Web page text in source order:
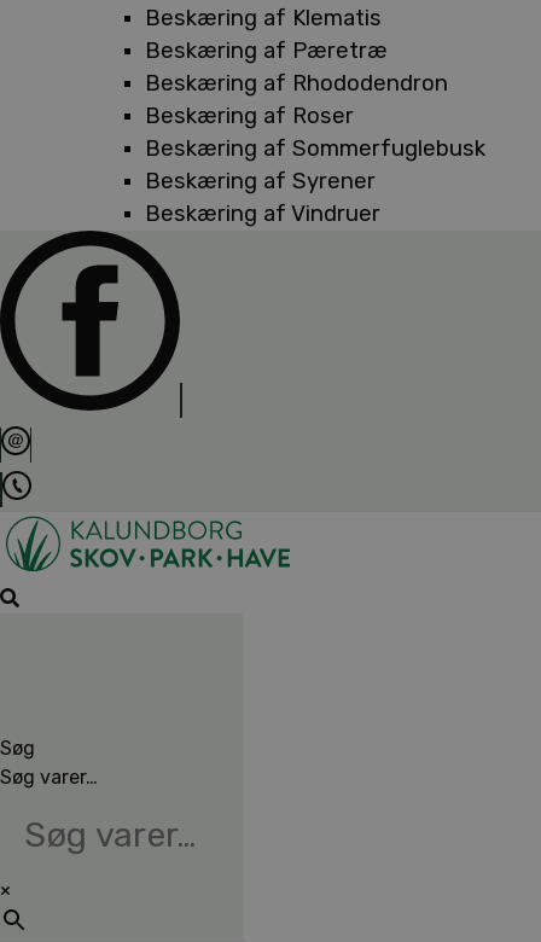
Beskæring af Klematis
Beskæring af Pæretræ
Beskæring af Rhododendron
Beskæring af Roser
Beskæring af Sommerfuglebusk
Beskæring af Syrener
Beskæring af Vindruer
Søg
Søg varer…
×